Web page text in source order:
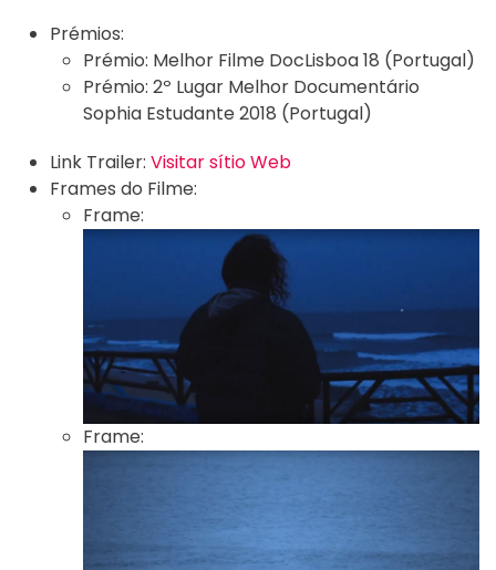
Prémios:
Prémio: Melhor Filme DocLisboa 18 (Portugal)
Prémio: 2º Lugar Melhor Documentário
Sophia Estudante 2018 (Portugal)
Link Trailer: Visitar sítio Web
Frames do Filme:
Frame:
Frame: